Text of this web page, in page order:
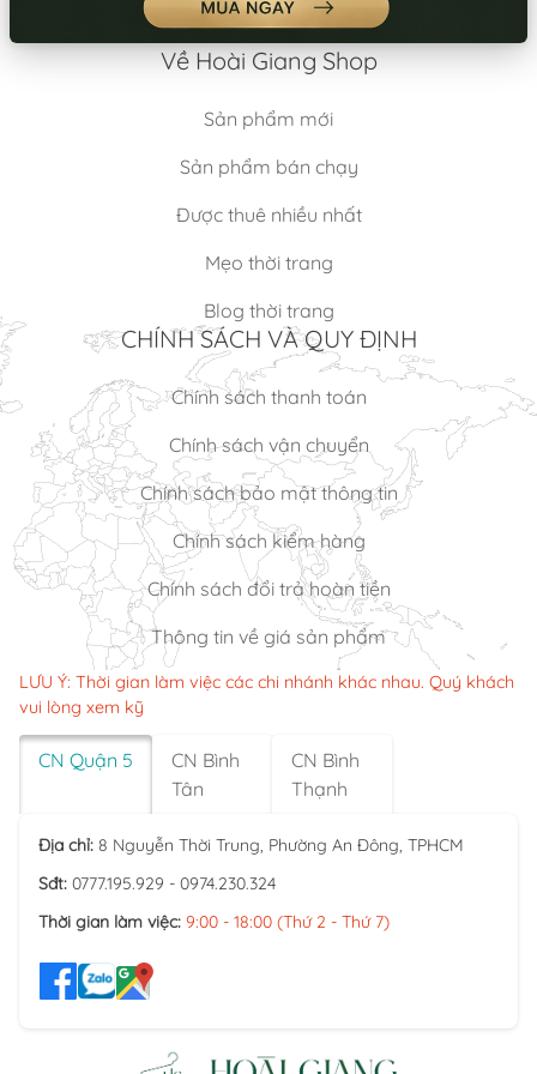
Về Hoài Giang Shop
Sản phẩm mới
Sản phẩm bán chạy
Được thuê nhiều nhất
Mẹo thời trang
Blog thời trang
CHÍNH SÁCH VÀ QUY ĐỊNH
Chính sách thanh toán
Chính sách vận chuyển
Chính sách bảo mật thông tin
Chính sách kiểm hàng
Chính sách đổi trả hoàn tiền
Thông tin về giá sản phẩm
LƯU Ý: Thời gian làm việc các chi nhánh khác nhau. Quý khách
vui lòng xem kỹ
CN Quận 5
CN Bình
Tân
CN Bình
Thạnh
Địa chỉ: 8 Nguyễn Thời Trung, Phường An Đông, TPHCM
Sđt: 0777.195.929 - 0974.230.324
Thời gian làm việc: 9:00 - 18:00 (Thứ 2 - Thứ 7)